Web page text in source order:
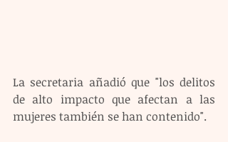
La secretaria añadió que "los delitos
de alto impacto que afectan a las
mujeres también se han contenido".